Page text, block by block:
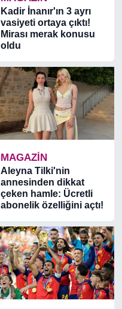
Kadir İnanır'ın 3 ayrı
vasiyeti ortaya çıktı!
Mirası merak konusu
oldu
MAGAZİN
Aleyna Tilki'nin
annesinden dikkat
çeken hamle: Ücretli
abonelik özelliğini açtı!